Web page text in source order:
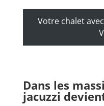
Votre chalet
Dans les
jacuzzi